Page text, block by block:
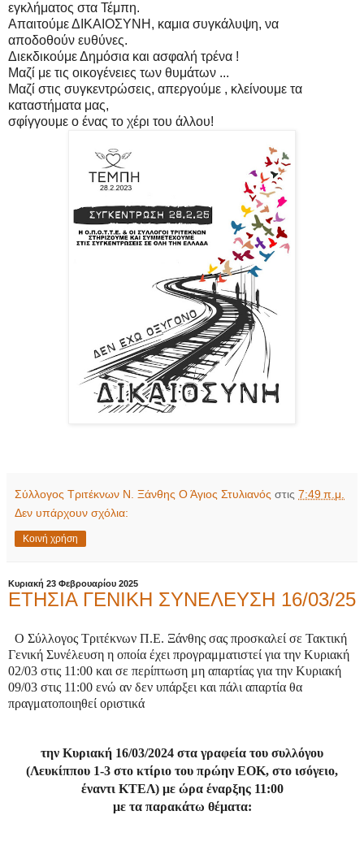
εγκλήματος στα Τέμπη.
Απαιτούμε ΔΙΚΑΙΟΣΥΝΗ, καμια συγκάλυψη, να
αποδοθούν ευθύνες.
Διεκδικούμε Δημόσια και ασφαλή τρένα !
Μαζί με τις οικογένειες των θυμάτων ...
Μαζί στις συγκεντρώσεις, απεργούμε , κλείνουμε τα
καταστήματα μας,
σφίγγουμε ο ένας το χέρι του άλλου!
Σύλλογος Τριτέκνων Ν. Ξάνθης Ο Άγιος Στυλιανός στις 7:49 π.μ.
Δεν υπάρχουν σχόλια:
Κοινή χρήση
Κυριακή 23 Φεβρουαρίου 2025
ΕΤΗΣΙΑ ΓΕΝΙΚΗ ΣΥΝΕΛΕΥΣΗ 16/03/25
Ο Σύλλογος Τριτέκνων Π.Ε. Ξάνθης σας προσκαλεί σε Τακτική
Γενική Συνέλευση η οποία έχει προγραμματιστεί για την Κυριακή
02/03 στις 11:00 και σε περίπτωση μη απαρτίας για την Κυριακή
09/03 στις 11:00 ενώ αν δεν υπάρξει και πάλι απαρτία θα
πραγματοποιηθεί οριστικά
την Κυριακή 16/03/2024 στα γραφεία του συλλόγου
(Λευκίππου 1-3 στο κτίριο του πρώην ΕΟΚ, στο ισόγειο,
έναντι ΚΤΕΛ) με ώρα έναρξης 11:00
με τα παρακάτω θέματα: